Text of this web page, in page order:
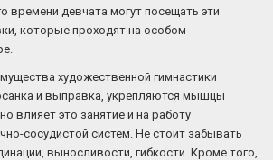
времени девчата могут посещать эти
которые проходят на особом
художественной гимнастики
и выправка, укрепляются мышцы
влияет это занятие и на работу
сосудистой систем. Не стоит забывать
выносливости, гибкости. Кроме того,